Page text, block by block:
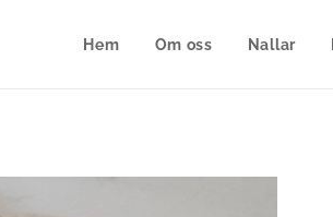
Hem Om oss Nallar